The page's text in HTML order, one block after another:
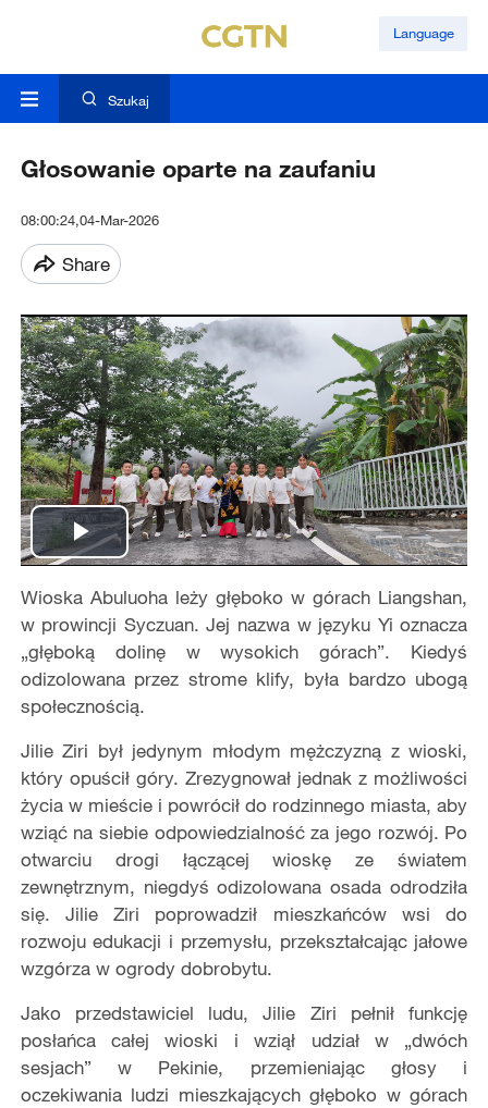
Language
Szukaj
Głosowanie oparte na zaufaniu
08:00:24,04-Mar-2026
Share
Play
Video
Wioska Abuluoha leży głęboko w górach Liangshan,
w prowincji Syczuan. Jej nazwa w języku Yi oznacza
„głęboką dolinę w wysokich górach”. Kiedyś
odizolowana przez strome klify, była bardzo ubogą
społecznością.
Jilie Ziri był jedynym młodym mężczyzną z wioski,
który opuścił góry. Zrezygnował jednak z możliwości
życia w mieście i powrócił do rodzinnego miasta, aby
wziąć na siebie odpowiedzialność za jego rozwój. Po
otwarciu drogi łączącej wioskę ze światem
zewnętrznym, niegdyś odizolowana osada odrodziła
się. Jilie Ziri poprowadził mieszkańców wsi do
rozwoju edukacji i przemysłu, przekształcając jałowe
wzgórza w ogrody dobrobytu.
Jako przedstawiciel ludu, Jilie Ziri pełnił funkcję
posłańca całej wioski i wziął udział w „dwóch
sesjach” w Pekinie, przemieniając głosy i
oczekiwania ludzi mieszkających głęboko w górach